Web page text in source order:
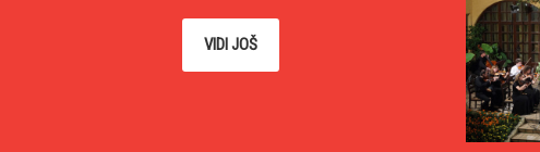
VIDI JOŠ